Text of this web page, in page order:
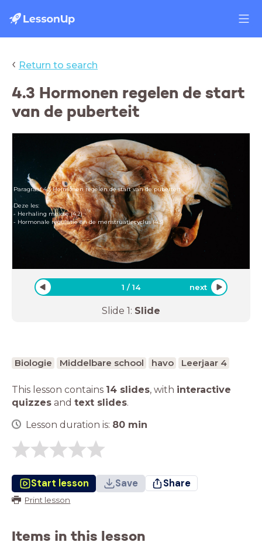
‹ Return to search
4.3 Hormonen regelen de start
van de puberteit
Paragraaf 4.3 Hormonen regelen de start van de puberteit
Deze les:
- Herhaling meiose (4.2)
- Hormonale regulatie en de menstruatiecyclus (4.3)
1 /14 next
Slide 1: Slide
Biologie Middelbare school havo Leerjaar 4
This lesson contains 14 slides, with interactive
quizzes and text slides.
Lesson duration is: 80 min
Start lesson Save Share
Print lesson
Items in this lesson